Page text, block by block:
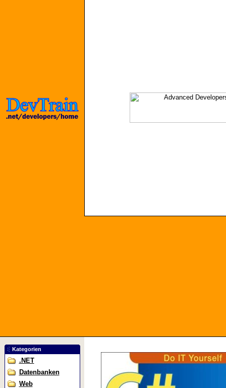
Kategorien
.NET
Datenbanken
Web